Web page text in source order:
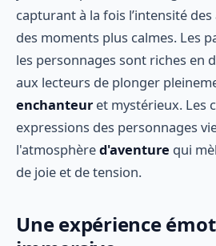
capturant à la fois l’intensité
des moments plus calmes. Les
les personnages sont riches en
aux lecteurs de plonger
enchanteur et mystérieux. Les
expressions des personnages
l'atmosphèred'aventure qui
de joie et de tension.
Une expérience